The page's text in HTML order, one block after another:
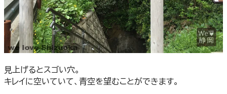
見上げるとスゴい穴。
キレイに空いていて、青空を望むことができます。